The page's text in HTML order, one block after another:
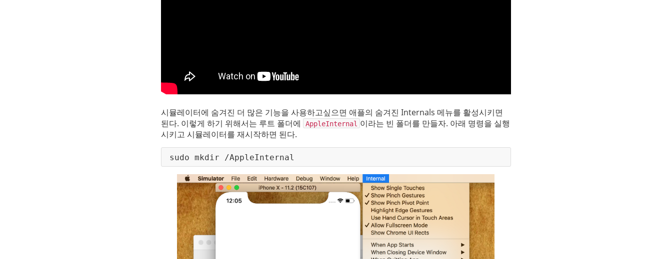
시뮬레이터에 숨겨진 더 많은 기능을 사용하고싶으면 애플의 숨겨진 Internals 메뉴를 활성시키면
된다. 이렇게 하기 위해서는 루트 폴더에
AppleInternal 이라는 빈 폴더를 만들자. 아래 명령을 실행
시키고 시뮬레이터를 재시작하면 된다.
sudo mkdir /AppleInternal